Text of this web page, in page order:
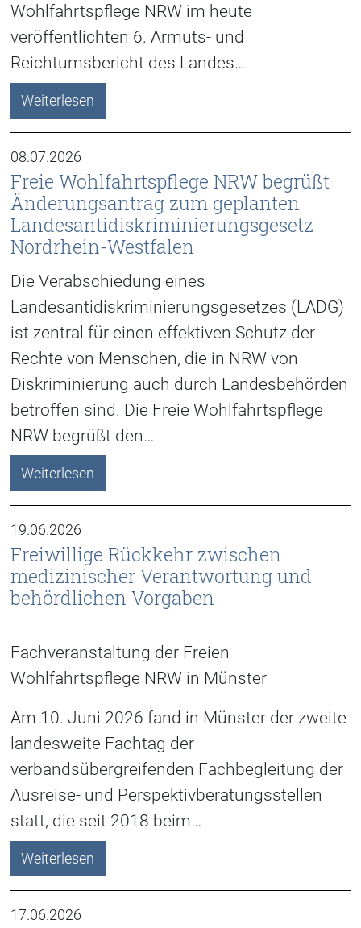
Wohlfahrtspflege NRW im heute
veröffentlichten 6. Armuts- und
Reichtumsbericht des Landes…
Weiterlesen
08.07.2026
Freie Wohlfahrtspflege NRW begrüßt
Änderungsantrag zum geplanten
Landesantidiskriminierungsgesetz
Nordrhein-Westfalen
Die Verabschiedung eines
Landesantidiskriminierungsgesetzes (LADG)
ist zentral für einen effektiven Schutz der
Rechte von Menschen, die in NRW von
Diskriminierung auch durch Landesbehörden
betroffen sind. Die Freie Wohlfahrtspflege
NRW begrüßt den…
Weiterlesen
19.06.2026
Freiwillige Rückkehr zwischen
medizinischer Verantwortung und
behördlichen Vorgaben
Fachveranstaltung der Freien
Wohlfahrtspflege NRW in Münster
Am 10. Juni 2026 fand in Münster der zweite
landesweite Fachtag der
verbandsübergreifenden Fachbegleitung der
Ausreise- und Perspektivberatungsstellen
statt, die seit 2018 beim…
Weiterlesen
17.06.2026